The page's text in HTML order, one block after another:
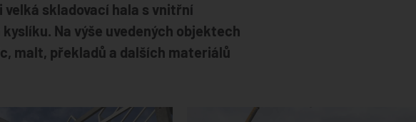
skladovací hala s vnitřní
Na výše uvedených objektech
malt, překladů a dalších materiálů